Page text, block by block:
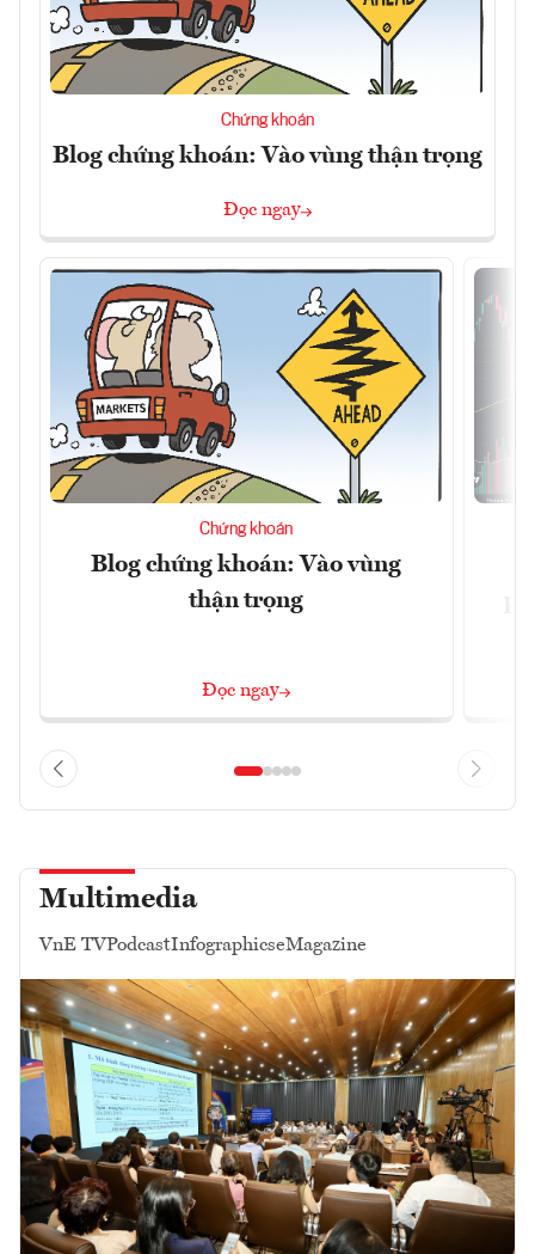
Chứng khoán
Blog chứng khoán: Vào vùng thận trọng
Đọc ngay
Chứng khoán
Blog chứng khoán: Vào vùng
thận trọng
Đọc ngay
Multimedia
VnE TVPodcastInfographicseMagazine